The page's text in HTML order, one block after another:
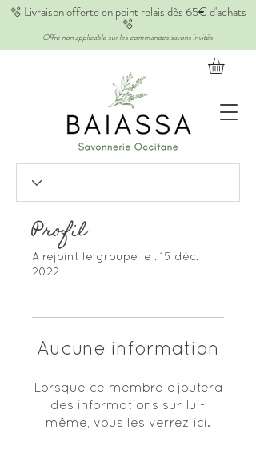
🫧 Livraison offerte en point relais dès 65€ d'achats
🫧
Offre non applicable sur les commandes savons invités
Profil
A rejoint le groupe le : 15 déc.
2022
Aucune information
Lorsque ce membre ajoutera
des informations sur lui-
même, vous les verrez ici.